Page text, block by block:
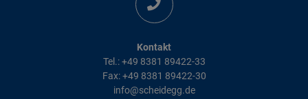
Kontakt
Tel.: +49 8381 89422-33
Fax: +49 8381 89422-30
info@scheidegg.de